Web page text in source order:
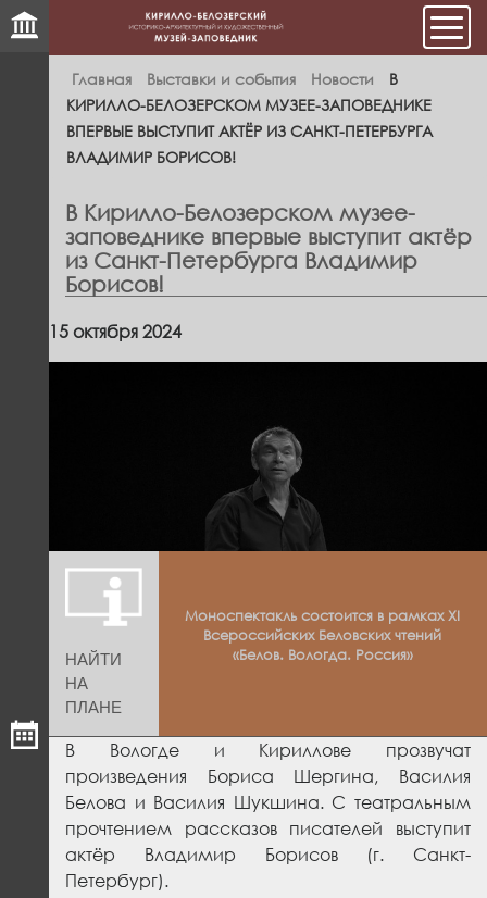
Главная Выставки и события Новости
В
КИРИЛЛО-БЕЛОЗЕРСКОМ МУЗЕЕ-ЗАПОВЕДНИКЕ
ВПЕРВЫЕ ВЫСТУПИТ АКТЁР ИЗ САНКТ-ПЕТЕРБУРГА
ВЛАДИМИР БОРИСОВ!
В Кирилло-Белозерском музее-
заповеднике впервые выступит актёр
из Санкт-Петербурга Владимир
Борисов!
НАЙТИ
НА
ПЛАНЕ
15 октября 2024
Моноспектакль состоится в рамках XI
Всероссийских Беловских чтений
«Белов. Вологда. Россия»
В Вологде и Кириллове прозвучат
произведения Бориса Шергина, Василия
Белова и Василия Шукшина. С театральным
прочтением рассказов писателей выступит
актёр Владимир Борисов (г. Санкт-
Петербург).